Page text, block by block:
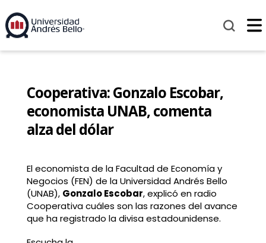
Cooperativa: Gonzalo Escobar,
economista UNAB, comenta
alza del dólar
El economista de la Facultad de Economía y
Negocios (FEN) de laUniversidad Andrés Bello
(UNAB), Gonzalo Escobar, explicó enradio
Cooperativacuáles son las razones del avance
que ha registrado la divisa estadounidense.